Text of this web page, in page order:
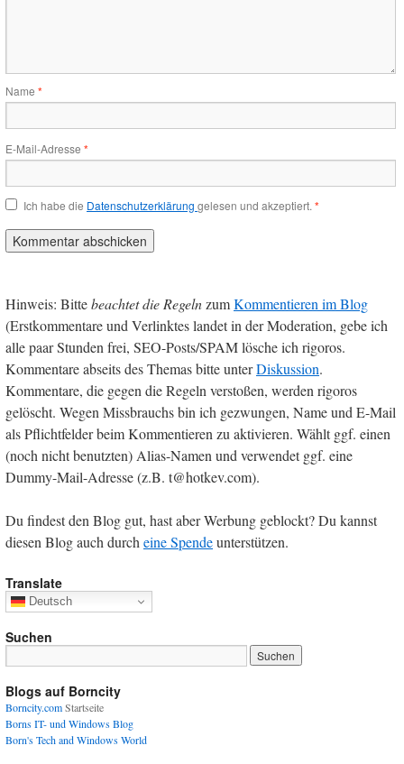
Name *
E-Mail-Adresse *
Ich habe die Datenschutzerklärung gelesen und akzeptiert.*
Hinweis: Bittebeachtet die RegelnzumKommentieren im Blog
(Erstkommentare und Verlinktes landet in der Moderation, gebe ich
alle paar Stunden frei, SEO-Posts/SPAM lösche ich rigoros.
Kommentare abseits des Themas bitte unterDiskussion.
Kommentare, die gegen die Regeln verstoßen, werden rigoros
gelöscht. Wegen Missbrauchs bin ich gezwungen, Name und E-Mail
als Pflichtfelder beim Kommentieren zu aktivieren. Wählt ggf. einen
(noch nicht benutzten) Alias-Namen und verwendet ggf. eine
Dummy-Mail-Adresse (z.B. t@hotkev.com).
Du findest den Blog gut, hast aber Werbung geblockt? Du kannst
diesen Blog auch durcheine Spendeunterstützen.
Translate
Deutsch
Suchen
Blogs auf Borncity
Borncity.comStartseite
Borns IT- und Windows Blog
Born's Tech and Windows World